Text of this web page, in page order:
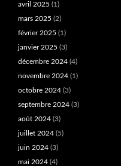
avril 2025 (1)
mars 2025 (2)
février 2025 (1)
janvier 2025 (3)
décembre 2024 (4)
novembre 2024 (1)
octobre 2024 (3)
septembre 2024 (3)
août 2024 (3)
juillet 2024 (5)
juin 2024 (3)
mai 2024 (4)